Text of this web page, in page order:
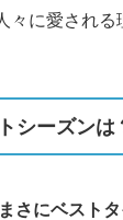
々に愛される
シーズンは
さにベスト